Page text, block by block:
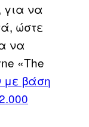
για να
ώστε
να
«The
με βάση